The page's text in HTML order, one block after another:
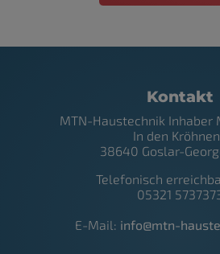
Footer - Kontaktdaten
Kontakt
MTN-Haustechnik Inhaber
In den Kröhnen
38640 Goslar-
Telefonisch
05321
E-Mail: info@mtn-